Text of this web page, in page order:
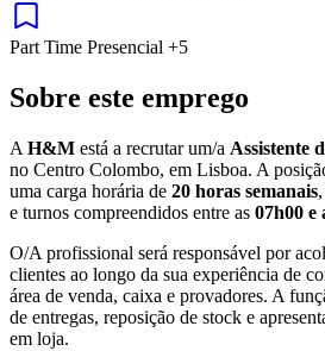
Part Time Presencial +5
Sobre este emprego
A H&M está a recrutar um/a Assistente
no Centro Colombo, em Lisboa. A
uma carga horária de 20 horas semanais
e turnos compreendidos entre as 07h00 e
O/A profissional será responsável por
clientes ao longo da sua experiência de
área de venda, caixa e provadores. A
de entregas, reposição de stock e
em loja.